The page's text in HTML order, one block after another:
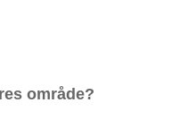
område?